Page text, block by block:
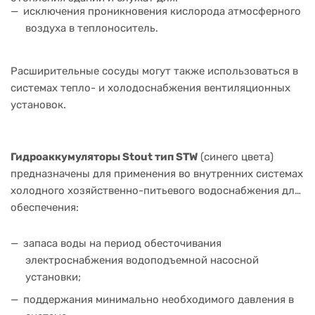
исключения проникновения кислорода атмосферного
воздуха в теплоноситель.
Расширительные сосуды могут также использоваться в
системах тепло- и холодоснабжения вентиляционных
установок.
Гидроаккумуляторы Stout тип STW (синего цвета)
предназначены для применения во внутренних системах
холодного хозяйственно-питьевого водоснабжения для
обеспечения:
запаса воды на период обесточивания
электроснабжения водоподъемной насосной
установки;
поддержания минимально необходимого давления в